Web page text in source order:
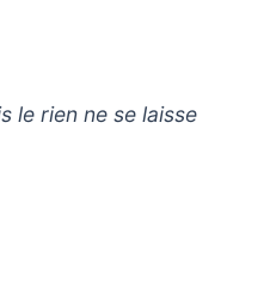
le rien ne se laisse